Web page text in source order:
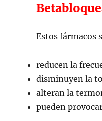
Estos fármacos
reducen la
disminuyen la
alteran la
pueden